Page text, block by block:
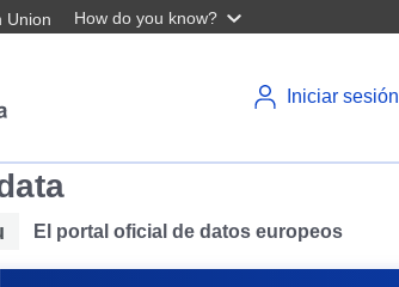
Union How do you know?
Iniciar sesión
El portal oficial de datos europeos